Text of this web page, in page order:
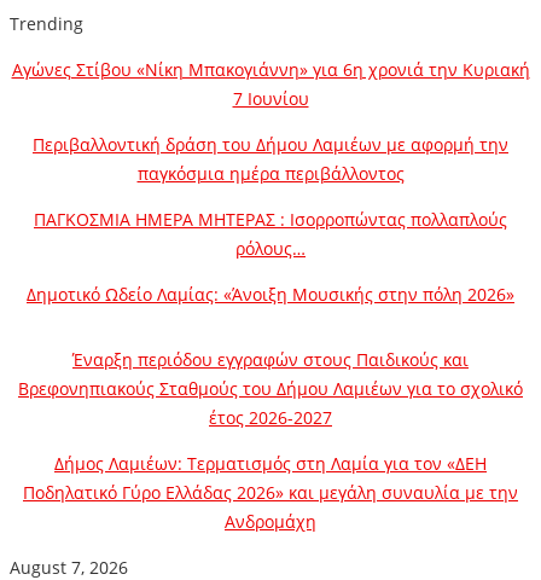
Trending
Αγώνες Στίβου «Νίκη Μπακογιάννη» για 6η χρονιά την Κυριακή
7 Ιουνίου
Περιβαλλοντική δράση του Δήμου Λαμιέων με αφορμή την
παγκόσμια ημέρα περιβάλλοντος
ΠΑΓΚΟΣΜΙΑ ΗΜΕΡΑ ΜΗΤΕΡΑΣ : Ισορροπώντας πολλαπλούς
ρόλους…
Δημοτικό Ωδείο Λαμίας: «Άνοιξη Μουσικής στην πόλη 2026»
Έναρξη περιόδου εγγραφών στους Παιδικούς και
Βρεφονηπιακούς Σταθμούς του Δήμου Λαμιέων για το σχολικό
έτος 2026-2027
Δήμος Λαμιέων: Τερματισμός στη Λαμία για τον «ΔΕΗ
Ποδηλατικό Γύρο Ελλάδας 2026» και μεγάλη συναυλία με την
Ανδρομάχη
August 7, 2026